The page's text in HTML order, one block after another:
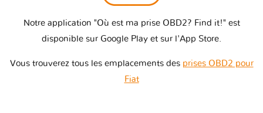
Notre application "Où est ma prise OBD2? Find it!" est
disponible sur Google Play et sur l'App Store.
Vous trouverez tous les emplacements des prises OBD2 pour
Fiat